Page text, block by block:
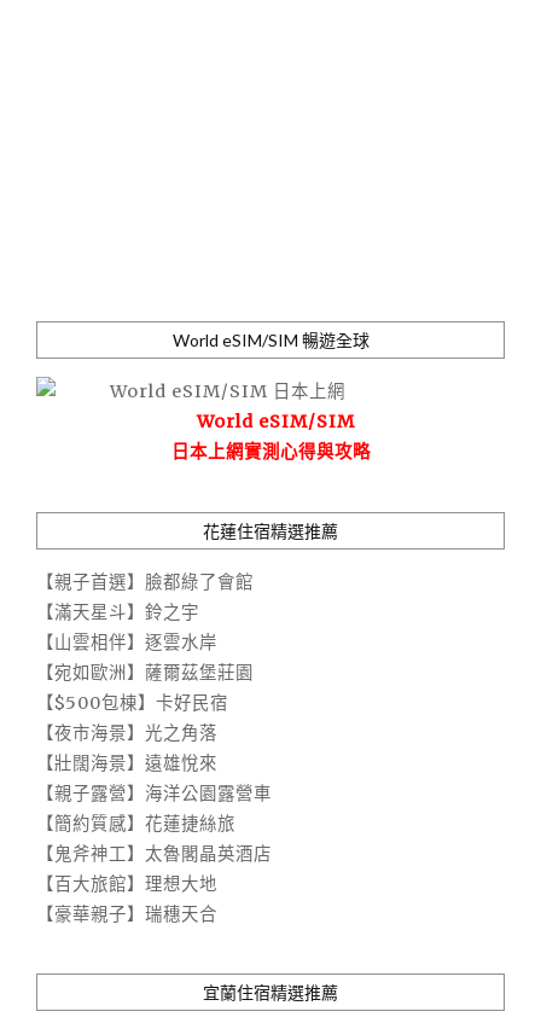
World eSIM/SIM 暢遊全球
World eSIM/SIM
日本上網實測心得與攻略
花蓮住宿精選推薦
【親子首選】臉都綠了會館
【滿天星斗】鈴之宇
【山雲相伴】逐雲水岸
【宛如歐洲】薩爾茲堡莊園
【$500包棟】卡好民宿
【夜市海景】光之角落
【壯闊海景】遠雄悅來
【親子露營】海洋公園露營車
【簡約質感】花蓮捷絲旅
【鬼斧神工】太魯閣晶英酒店
【百大旅館】理想大地
【豪華親子】瑞穗天合
宜蘭住宿精選推薦